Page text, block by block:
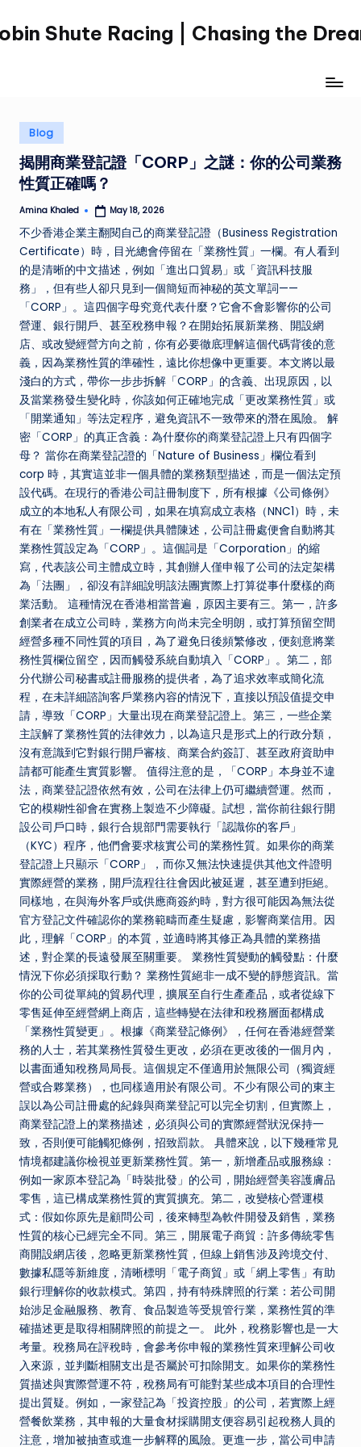
Skip
Shute Racing | Chasing the
Posted
in
Blog
揭開商業登記證「CORP」之謎：你的公司業務
性質正確嗎？
Posted
Amina Khaled May 18, 2026
不少香港企業主翻閱自己的商業登記證（Business Registration
Certificate）時，目光總會停留在「業務性質」一欄。有人看到
的是清晰的中文描述，例如「進出口貿易」或「資訊科技服
務」，但有些人卻只見到一個簡短而神秘的英文單詞——
「CORP」。這四個字母究竟代表什麼？它會不會影響你的公司
營運、銀行開戶、甚至稅務申報？在開始拓展新業務、開設網
店、或改變經營方向之前，你有必要徹底理解這個代碼背後的意
義，因為業務性質的準確性，遠比你想像中更重要。本文將以最
淺白的方式，帶你一步步拆解「CORP」的含義、出現原因，以
及當業務發生變化時，你該如何正確地完成「更改業務性質」或
「開業通知」等法定程序，避免資訊不一致帶來的潛在風險。 解
密「CORP」的真正含義：為什麼你的商業登記證上只有四個字
母？ 當你在商業登記證的「Nature of Business」欄位看到
corp 時，其實這並非一個具體的業務類型描述，而是一個法定預
設代碼。在現行的香港公司註冊制度下，所有根據《公司條例》
成立的本地私人有限公司，如果在填寫成立表格（NNC1）時，未
有在「業務性質」一欄提供具體陳述，公司註冊處便會自動將其
業務性質設定為「CORP」。這個詞是「Corporation」的縮
寫，代表該公司主體成立時，其創辦人僅申報了公司的法定架構
為「法團」，卻沒有詳細說明該法團實際上打算從事什麼樣的商
業活動。 這種情況在香港相當普遍，原因主要有三。第一，許多
創業者在成立公司時，業務方向尚未完全明朗，或打算預留空間
經營多種不同性質的項目，為了避免日後頻繁修改，便刻意將業
務性質欄位留空，因而觸發系統自動填入「CORP」。第二，部
分代辦公司秘書或註冊服務的提供者，為了追求效率或簡化流
程，在未詳細諮詢客戶業務內容的情況下，直接以預設值提交申
請，導致「CORP」大量出現在商業登記證上。第三，一些企業
主誤解了業務性質的法律效力，以為這只是形式上的行政分類，
沒有意識到它對銀行開戶審核、商業合約簽訂、甚至政府資助申
請都可能產生實質影響。 值得注意的是，「CORP」本身並不違
法，商業登記證依然有效，公司在法律上仍可繼續營運。然而，
它的模糊性卻會在實務上製造不少障礙。試想，當你前往銀行開
設公司戶口時，銀行合規部門需要執行「認識你的客戶」
（KYC）程序，他們會要求核實公司的業務性質。如果你的商業
登記證上只顯示「CORP」，而你又無法快速提供其他文件證明
實際經營的業務，開戶流程往往會因此被延遲，甚至遭到拒絕。
同樣地，在與海外客戶或供應商簽約時，對方很可能因為無法從
官方登記文件確認你的業務範疇而產生疑慮，影響商業信用。因
此，理解「CORP」的本質，並適時將其修正為具體的業務描
述，對企業的長遠發展至關重要。 業務性質變動的觸發點：什麼
情況下你必須採取行動？ 業務性質絕非一成不變的靜態資訊。當
你的公司從單純的貿易代理，擴展至自行生產產品，或者從線下
零售延伸至經營網上商店，這些轉變在法律和稅務層面都構成
「業務性質變更」。根據《商業登記條例》，任何在香港經營業
務的人士，若其業務性質發生更改，必須在更改後的一個月內，
以書面通知稅務局局長。這個規定不僅適用於無限公司（獨資經
營或合夥業務），也同樣適用於有限公司。不少有限公司的東主
誤以為公司註冊處的紀錄與商業登記可以完全切割，但實際上，
商業登記證上的業務描述，必須與公司的實際經營狀況保持一
致，否則便可能觸犯條例，招致罰款。 具體來說，以下幾種常見
情境都建議你檢視並更新業務性質。第一，新增產品或服務線：
例如一家原本登記為「時裝批發」的公司，開始經營美容護膚品
零售，這已構成業務性質的實質擴充。第二，改變核心營運模
式：假如你原先是顧問公司，後來轉型為軟件開發及銷售，業務
性質的核心已經完全不同。第三，開展電子商貿：許多傳統零售
商開設網店後，忽略更新業務性質，但線上銷售涉及跨境交付、
數據私隱等新維度，清晰標明「電子商貿」或「網上零售」有助
銀行理解你的收款模式。第四，持有特殊牌照的行業：若公司開
始涉足金融服務、教育、食品製造等受規管行業，業務性質的準
確描述更是取得相關牌照的前提之一。 此外，稅務影響也是一大
考量。稅務局在評稅時，會參考你申報的業務性質來理解公司收
入來源，並判斷相關支出是否屬於可扣除開支。如果你的業務性
質描述與實際營運不符，稅務局有可能對某些成本項目的合理性
提出質疑。例如，一家登記為「投資控股」的公司，若實際上經
營餐飲業務，其申報的大量食材採購開支便容易引起稅務人員的
注意，增加被抽查或進一步解釋的風險。更進一步，當公司申請